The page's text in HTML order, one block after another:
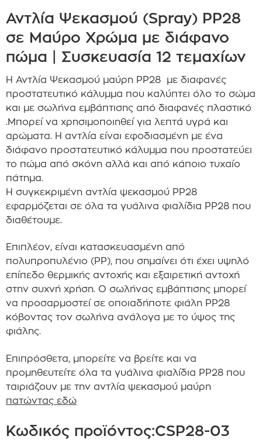
Αντλία Ψεκασμού (Spray) PP28
σε Μαύρο Χρώμα με διάφανο
πώμα | Συσκευασία 12 τεμαχίων
Η Αντλία Ψεκασμού μαύρη PP28 με διαφανές
προστατευτικό κάλυμμα που καλύπτει όλο το σώμα
και με σωλήνα εμβάπτισης από διαφανές πλαστικό
.Μπορεί να χρησιμοποιηθεί για λεπτά υγρά και
αρώματα. Η αντλία είναι εφοδιασμένη με ένα
διάφανο προστατευτικό κάλυμμα που προστατεύει
το πώμα από σκόνη αλλά και από κάποιο τυχαίο
πάτημα.
Η συγκεκριμένη αντλία ψεκασμού PP28
εφαρμόζεται σε όλα τα γυάλινα φιαλίδια PP28 που
διαθέτουμε.
Επιπλέον, είναι κατασκευασμένη από
πολυπροπυλένιο (PP), που σημαίνει ότι έχει υψηλό
επίπεδο θερμικής αντοχής και εξαιρετική αντοχή
στην συχνή χρήση. Ο σωλήνας εμβάπτισης μπορεί
να προσαρμοστεί σε οποιαδήποτε φιάλη PP28
κόβοντας τον σωλήνα ανάλογα με το ύψος της
φιάλης.
Επιπρόσθετα, μπορείτε να βρείτε και να
προμηθευτείτε όλα τα γυάλινα φιαλίδια PP28 που
ταιριάζουν με την αντλία ψεκασμού μαύρη
πατώντας εδώ
Κωδικός προϊόντος:CSP28-03